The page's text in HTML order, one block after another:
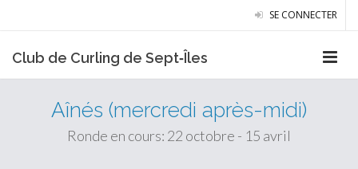
SE CONNECTER
Club de Curling de Sept‑Îles
Aînés (mercredi après-midi)
Ronde en cours: 22 octobre - 15 avril